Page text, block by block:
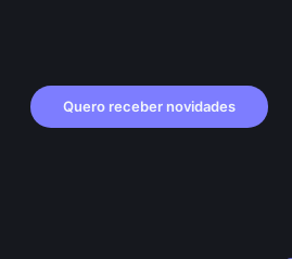
Quero receber novidades